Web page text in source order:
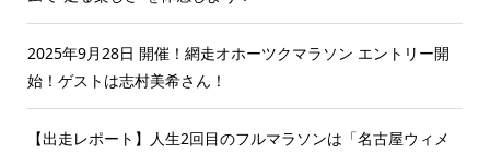
2025年9月28日 開催！網走オホーツクマラソン エントリー開
始！ゲストは志村美希さん！
【出走レポート】人生2回目のフルマラソンは「名古屋ウィメ